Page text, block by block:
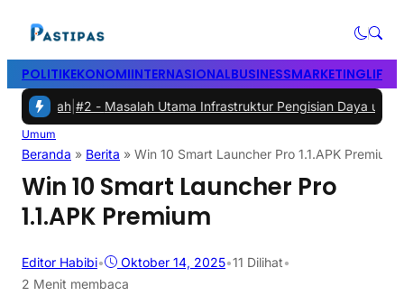
POLITIKEKONOMIINTERNASIONALBUSINESSMARKETING
#2 - Masalah Utama Infrastruktur Pengisian Daya untuk Mobil
Umum
Beranda » Berita » Win 10 Smart Launcher Pro 1.1.APK Premium
Win 10 Smart Launcher Pro
1.1.APK Premium
Editor Habibi• Oktober 14, 2025•11 Dilihat•
2 Menit membaca